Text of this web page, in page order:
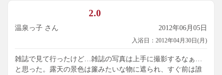
2.0
温泉っ子 さん 2012年06月05日
入浴日：2012年04月30日(月)
雑誌で見て行ったけど…雑誌の写真は上手に撮影するなぁ…
と思った。露天の景色は簾みたいな物に遮られ、すぐ前は誰